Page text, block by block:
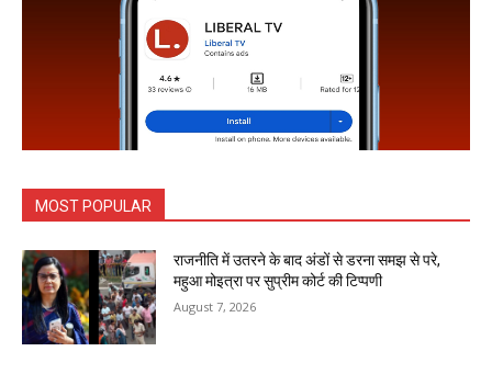
MOST POPULAR
राजनीति में उतरने के बाद अंडों से डरना समझ से परे,
महुआ मोइत्रा पर सुप्रीम कोर्ट की टिप्पणी
August 7, 2026